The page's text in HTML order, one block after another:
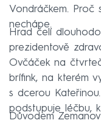
Vondráčkem. Proč
nechápe.
Hrad čelí
prezidentově
Ovčáček na
brífink, na kterém
s dcerou
podstupuje léčbu,
Důvodem